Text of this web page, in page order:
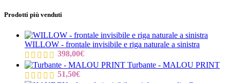
Prodotti più venduti
WILLOW - frontale invisibile e riga naturale a sinistra
398,00€
Turbante - MALOU PRINT
51,50€